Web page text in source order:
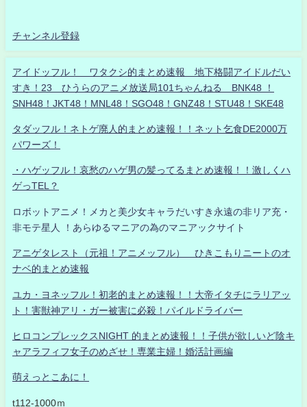
チャンネル登録
アイドッフル！ ワタクシ的まとめ速報 地下格闘アイドルだい
すき！23 ひうらのアニメ放送局101ちゃんねる BNK48 ！
SNH48！JKT48！MNL48！SGO48！GNZ48！STU48！SKE48
タダッフル！ネトゲ廃人的まとめ速報！！ネット乞食DE2000万
パワーズ！
・ハゲッフル！哀愁のハゲ男の髪ってるまとめ速報！！激しくハ
ゲっTEL？
ロボットアニメ！メカと美少女キャラだいすき永遠の非リア充・
非モテ星人 ！あらゆるマニアの為のマニアックサイト
アニゲタレスト（元祖！アニメッフル） ひきこもりニートのオ
ナベ的まとめ速報
ユカ・ヨネッフル！初老的まとめ速報！！大帝イタチにラリアッ
ト！害獣神アリ・ガー被害に必殺！パイルドライバー
ヒロコンプレックスNIGHT 的まとめ速報！！子供が欲しいど陰キ
ャアラフィフ女子のめざせ！専業主婦！婚活計画編
萌えっとこあに！
t112-1000ｍ